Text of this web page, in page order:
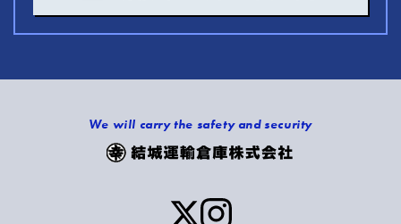
We will carry the safety and security